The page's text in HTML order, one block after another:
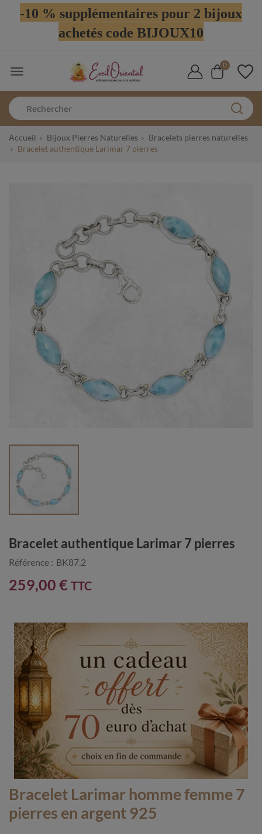
-10 % supplémentaires pour 2 bijoux
achetés code BIJOUX10
 0
Accueil Bijoux Pierres Naturelles
Bracelets pierres naturelles
Bracelet authentique Larimar 7 pierres
Bracelet authentique Larimar 7 pierres
Référence : BK87.2
259,00 € TTC
Bracelet Larimar hommefemme 7
pierres en argent 925